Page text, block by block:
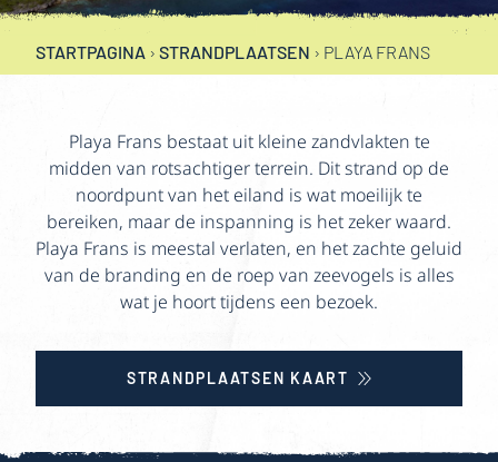
STARTPAGINA › STRANDPLAATSEN › PLAYA FRANS
Playa Frans bestaat uit kleine zandvlakten te
midden van rotsachtiger terrein. Dit strand op de
noordpunt van het eiland is wat moeilijk te
bereiken, maar de inspanning is het zeker waard.
Playa Frans is meestal verlaten, en het zachte geluid
van de branding en de roep van zeevogels is alles
wat je hoort tijdens een bezoek.
STRANDPLAATSEN KAART